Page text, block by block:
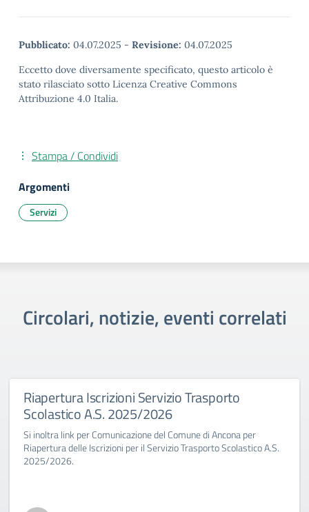
Pubblicato: 04.07.2025 - Revisione: 04.07.2025
Eccetto dove diversamente specificato, questo articolo è
stato rilasciato sotto Licenza Creative Commons
Attribuzione 4.0 Italia.
Stampa / Condividi
Argomenti
Servizi
Circolari, notizie, eventi correlati
Riapertura Iscrizioni Servizio Trasporto
Scolastico A.S. 2025/2026
Si inoltra link per Comunicazione del Comune di Ancona per
Riapertura delle Iscrizioni per il Servizio Trasporto Scolastico A.S.
2025/2026.